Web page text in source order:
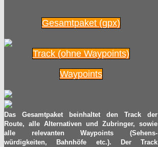
Gesamtpaket (gpx)
Track (ohne Waypoints)
Waypoints
Das Gesamtpaket beinhaltet den Track der
Route, alle Alternativen und Zubringer, sowie
alle relevanten Waypoints (Sehens-
würdigkeiten, Bahnhöfe etc.). Der Track